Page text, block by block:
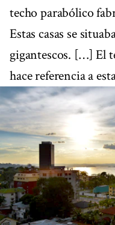
techo parabólico
Estas casas se
gigantescos. […] El
hace referencia a